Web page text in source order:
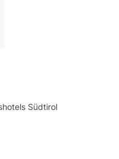
Südtirol